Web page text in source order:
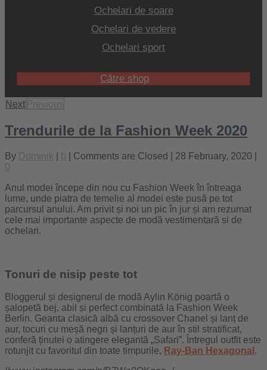
Ochelari de soare
Ochelari de vedere
Ochelari sport
Către shop
Next Previous
Trendurile de la Fashion Week 2020
By Dominik b Comments are Closed
| 28 February, 2020 |
0
Anul modei începe din nou cu Fashion Week în întreaga
lume, unde piatra de temelie al modei este pusă pe tot
parcursul anului. Am privit și noi un pic în jur și am rezumat
cele mai importante aspecte de modă vestimentară și de
ochelari.
Tonuri de nisip peste tot
Bloggerul și designerul de modă Aylin König poartă o
șalopetă bej, abil și perfect combinată la Fashion Week
Berlin. Geanta clasică albă cu crossover Chanel și lanț de
aur, tocuri cu meșă negri și lanțuri de aur în stil stratificat,
conferă ținutei o atingere elegantă „Safari”. Întregul outfit este
rotunjit cu favoritul din toate timpurile, Ray-Ban Hexagonal .